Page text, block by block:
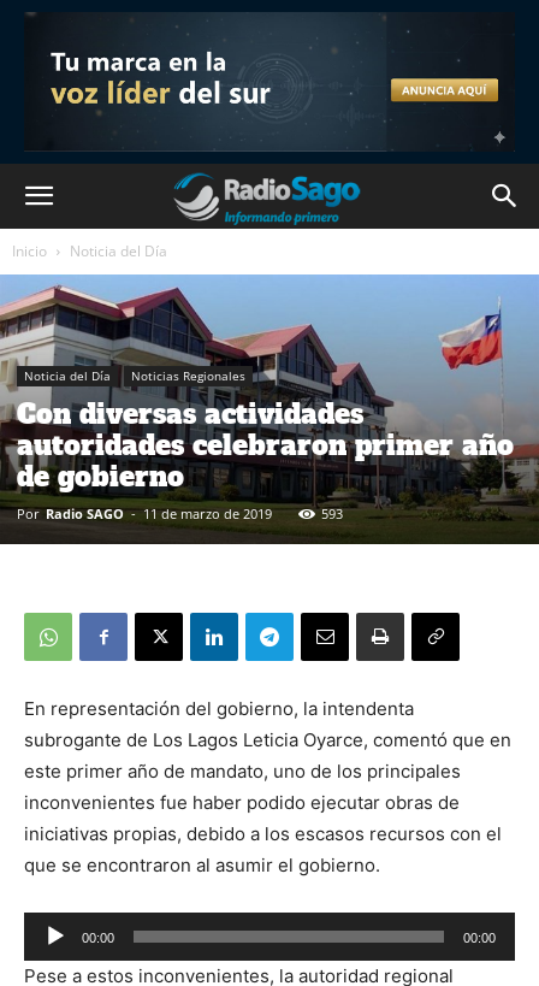
Inicio Noticia del Día
Noticia del Día Noticias Regionales
Con diversas actividades
autoridades celebraron primer año
de gobierno
Por Radio SAGO - 11 de marzo de 2019 593
En representación del gobierno, la intendenta
subrogante de Los Lagos Leticia Oyarce, comentó que en
este primer año de mandato, uno de los principales
inconvenientes fue haber podido ejecutar obras de
iniciativas propias, debido a los escasos recursos con el
que se encontraron al asumir el gobierno.
Reproductor
00:00 00:00
Pese a estos inconvenientes, la autoridad regional